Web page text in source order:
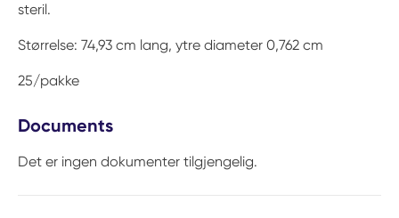
steril.
Størrelse: 74,93 cm lang, ytre diameter 0,762 cm
25/pakke
Documents
Det er ingen dokumenter tilgjengelig.